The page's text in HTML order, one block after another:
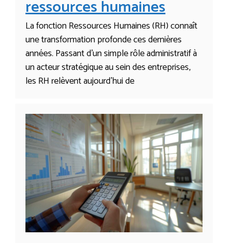
ressources humaines
La fonction Ressources Humaines (RH) connaît
une transformation profonde ces dernières
années. Passant d’un simple rôle administratif à
un acteur stratégique au sein des entreprises,
les RH relèvent aujourd’hui de